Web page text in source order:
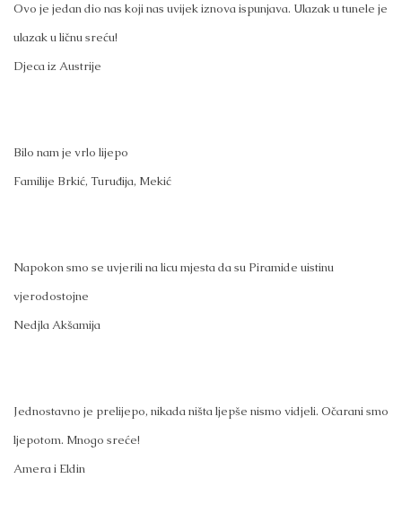
Ovo je jedan dio nas koji nas uvijek iznova ispunjava. Ulazak u tunele je
ulazak u ličnu sreću!
Djeca iz Austrije
Bilo nam je vrlo lijepo
Familije Brkić, Turuđija, Mekić
Napokon smo se uvjerili na licu mjesta da su Piramide uistinu
vjerodostojne
Nedjla Akšamija
Jednostavno je prelijepo, nikada ništa ljepše nismo vidjeli. Očarani smo
ljepotom. Mnogo sreće!
Amera i Eldin